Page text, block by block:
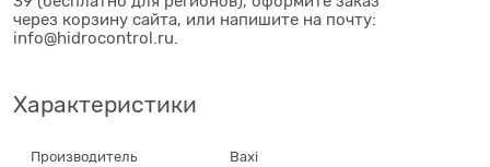
через корзину сайта, или напишите на почту:
info@hidrocontrol.ru.
Характеристики
Производитель Baxi